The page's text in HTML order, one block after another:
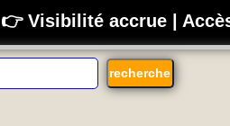
👉 Visibilité accrue |